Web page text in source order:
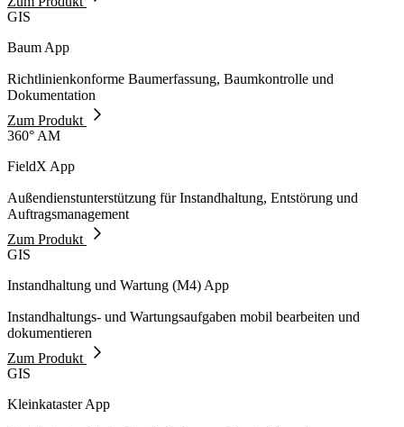
GIS
Baum App
Richtlinienkonforme Baumerfassung, Baumkontrolle und
Dokumentation
Zum Produkt
360° AM
FieldX App
Außendienstunterstützung für Instandhaltung, Entstörung und
Auftragsmanagement
Zum Produkt
GIS
Instandhaltung und Wartung (M4) App
Instandhaltungs- und Wartungsaufgaben mobil bearbeiten und
dokumentieren
Zum Produkt
GIS
Kleinkataster App